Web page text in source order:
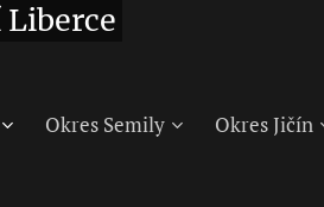
Okres Semily Okres Jičín